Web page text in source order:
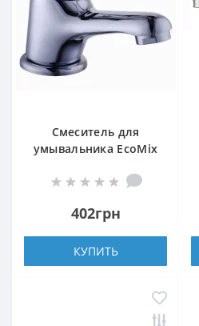
Смеситель для
умывальника EcoMix
402грн
КУПИТЬ